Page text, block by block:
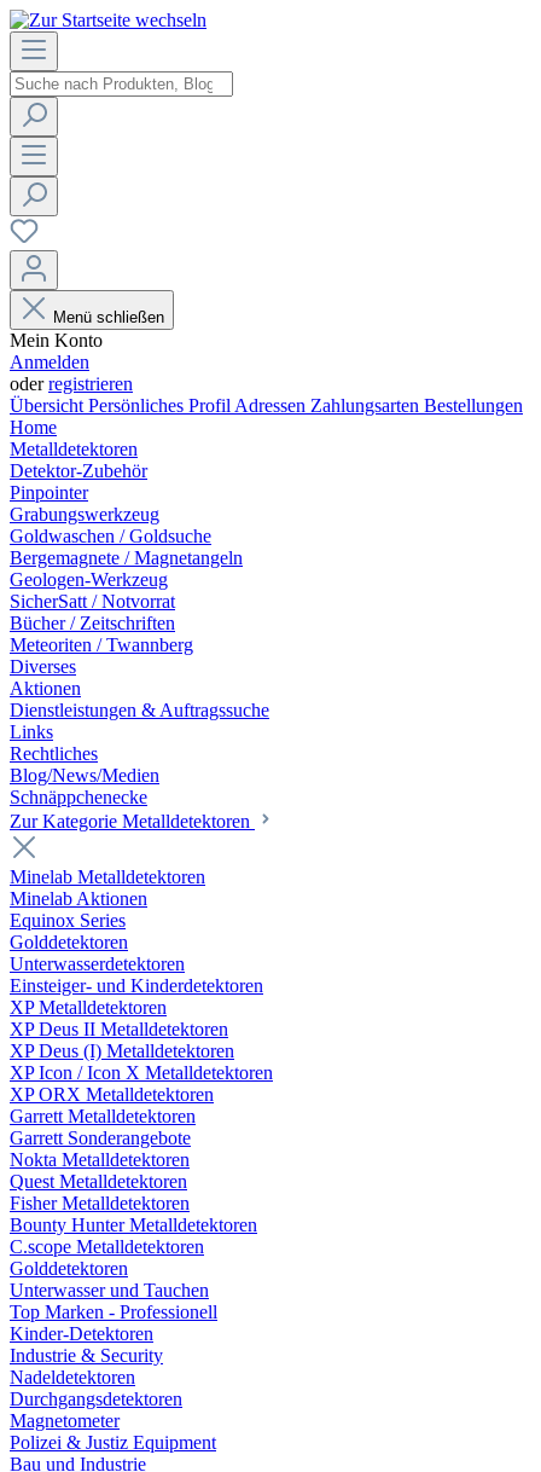
Menü schließen
Mein Konto
Anmelden
oderregistrieren
Übersicht Persönliches Profil Adressen Zahlungsarten Bestellungen
Home
Metalldetektoren
Detektor-Zubehör
Pinpointer
Grabungswerkzeug
Goldwaschen / Goldsuche
Bergemagnete / Magnetangeln
Geologen-Werkzeug
SicherSatt / Notvorrat
Bücher / Zeitschriften
Meteoriten / Twannberg
Diverses
Aktionen
Dienstleistungen & Auftragssuche
Links
Rechtliches
Blog/News/Medien
Schnäppchenecke
Zur Kategorie Metalldetektoren
Minelab Metalldetektoren
Minelab Aktionen
Equinox Series
Golddetektoren
Unterwasserdetektoren
Einsteiger- und Kinderdetektoren
XP Metalldetektoren
XP Deus II Metalldetektoren
XP Deus (I) Metalldetektoren
XP Icon / Icon X Metalldetektoren
XP ORX Metalldetektoren
Garrett Metalldetektoren
Garrett Sonderangebote
Nokta Metalldetektoren
Quest Metalldetektoren
Fisher Metalldetektoren
Bounty Hunter Metalldetektoren
C.scope Metalldetektoren
Golddetektoren
Unterwasser und Tauchen
Top Marken - Professionell
Kinder-Detektoren
Industrie & Security
Nadeldetektoren
Durchgangsdetektoren
Magnetometer
Polizei & Justiz Equipment
Bau und Industrie